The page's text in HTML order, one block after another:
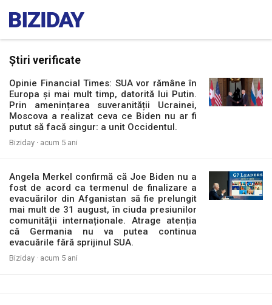
Știri verificate
Opinie Financial Times: SUA vor rămâne în
Europa și mai mult timp, datorită lui Putin.
Prin amenințarea suveranității Ucrainei,
Moscova a realizat ceva ce Biden nu ar fi
putut să facă singur: a unit Occidentul.
Biziday · acum 5 ani
Angela Merkel confirmă că Joe Biden nu a
fost de acord ca termenul de finalizare a
evacuărilor din Afganistan să fie prelungit
mai mult de 31 august, în ciuda presiunilor
comunității internaționale. Atrage atenția
că Germania nu va putea continua
evacuările fără sprijinul SUA.
Biziday · acum 5 ani